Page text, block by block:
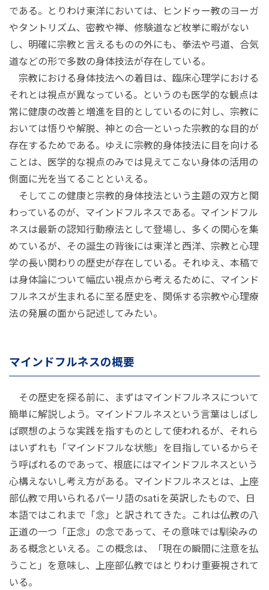
である。とりわけ東洋においては、ヒンドゥー教のヨーガ
やタントリズム、密教や禅、修験道など枚挙に暇がない
し、明確に宗教と言えるものの外にも、拳法や弓道、合気
道などの形で多数の身体技法が存在している。
宗教における身体技法への着目は、臨床心理学における
それとは視点が異なっている。というのも医学的な観点は
常に健康の改善と増進を目的としているのに対し、宗教に
おいては悟りや解脱、神との合一といった宗教的な目的が
存在するためである。ゆえに宗教的身体技法に目を向ける
ことは、医学的な視点のみでは見えてこない身体の活用の
側面に光を当てることといえる。
そしてこの健康と宗教的身体技法という主題の双方と関
わっているのが、マインドフルネスである。マインドフル
ネスは最新の認知行動療法として登場し、多くの関心を集
めているが、その誕生の背後には東洋と西洋、宗教と心理
学の長い関わりの歴史が存在している。それゆえ、本稿で
は身体論について幅広い視点から考えるために、マインド
フルネスが生まれるに至る歴史を、関係する宗教や心理療
法の発展の面から記述してみたい。
マインドフルネスの概要
その歴史を探る前に、まずはマインドフルネスについて
簡単に解説しよう。マインドフルネスという言葉はしばし
ば瞑想のような実践を指すものとして使われるが、それら
はいずれも「マインドフルな状態」を目指しているからそ
う呼ばれるのであって、根底にはマインドフルネスという
心構えないし考え方がある。マインドフルネスとは、上座
部仏教で用いられるパーリ語のsatiを英訳したもので、日
本語ではこれまで「念」と訳されてきた。これは仏教の八
正道の一つ「正念」の念であって、その意味では馴染みの
ある概念といえる。この概念は、「現在の瞬間に注意を払
うこと」を意味し、上座部仏教ではとりわけ重要視されて
いる。